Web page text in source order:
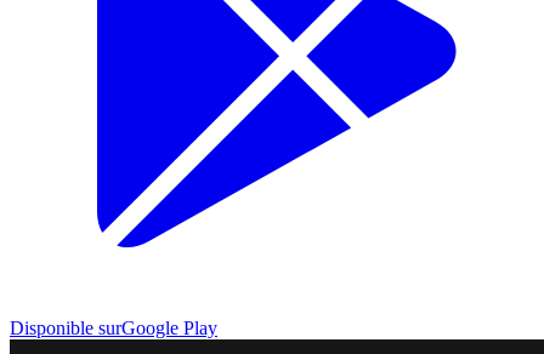
Disponible surGoogle Play